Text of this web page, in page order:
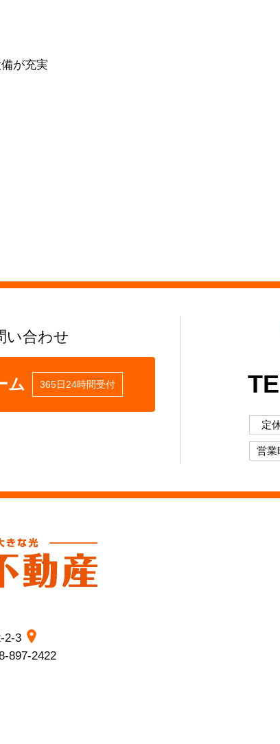
が充実
い合わせ
ム 365日24時間受付
定
営業
2-3
897-2422